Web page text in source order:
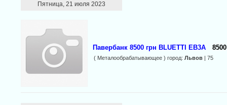
Пятница, 21 июля 2023
Павербанк 8500 грн BLUETTI EB3A
( Металообрабатывающее ) город: Львов| 75